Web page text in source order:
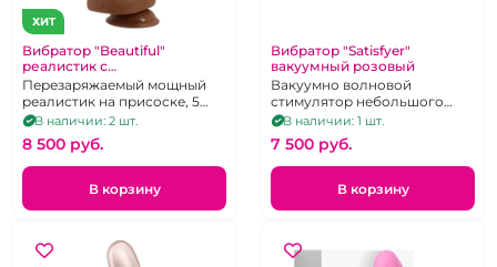
ХИТ
Вибратор "Beautiful"
реалистик с
поступательными
движениями
Перезаряжаемый мощный
реалистик на присоске, 5
режимов работы
В наличии: 2 шт.
8 500 pуб.
В корзину
Вибратор "Satisfyer"
вакуумный розовый
Вакуумно волновой
стимулятор небольшого
размера.
В наличии: 1 шт.
7 500 pуб.
В корзину